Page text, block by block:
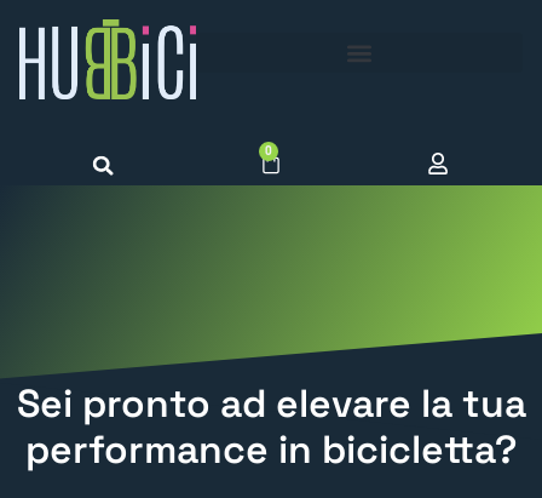
0
Sei pronto ad elevare la tua
performance in bicicletta?